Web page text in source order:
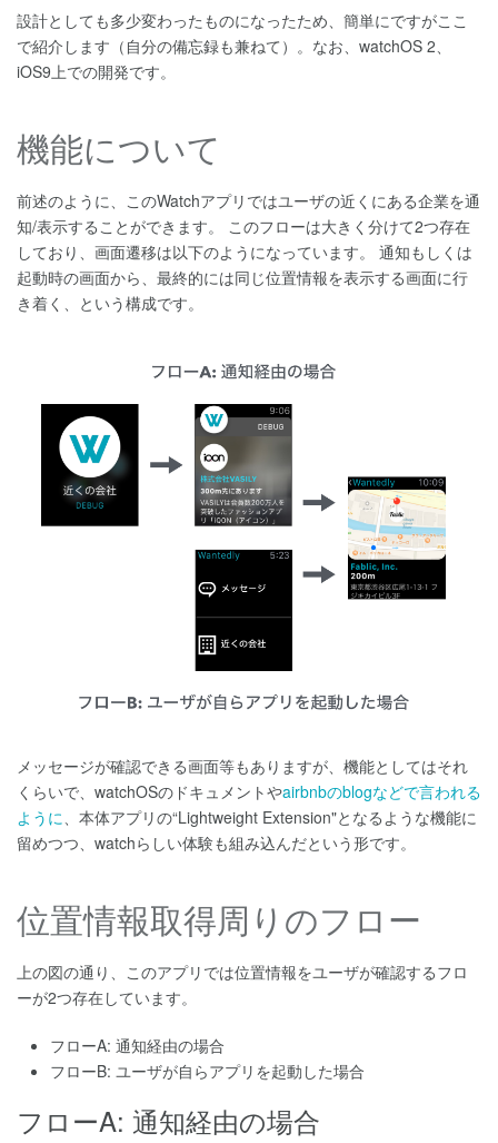
設計としても多少変わったものになったため、簡単にですがここ
で紹介します（自分の備忘録も兼ねて）。なお、watchOS 2、
iOS9上での開発です。
機能について
前述のように、このWatchアプリではユーザの近くにある企業を通
知/表示することができます。 このフローは大きく分けて2つ存在
しており、画面遷移は以下のようになっています。 通知もしくは
起動時の画面から、最終的には同じ位置情報を表示する画面に行
き着く、という構成です。
メッセージが確認できる画面等もありますが、機能としてはそれ
くらいで、watchOSのドキュメントやairbnbのblogなどで言われる
ように 、本体アプリの“Lightweight Extension"となるような機能に
留めつつ、watchらしい体験も組み込んだという形です。
位置情報取得周りのフロー
上の図の通り、このアプリでは位置情報をユーザが確認するフロ
ーが2つ存在しています。
フローA: 通知経由の場合
フローB: ユーザが自らアプリを起動した場合
フローA: 通知経由の場合